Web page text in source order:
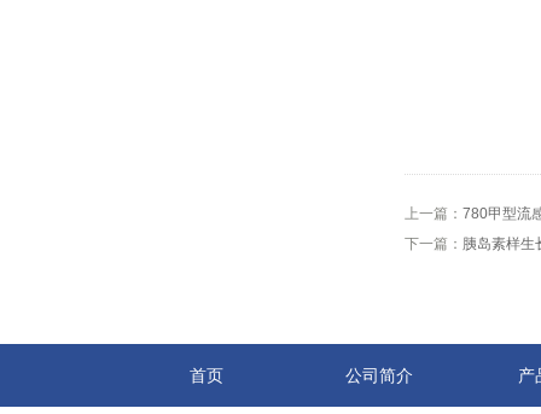
上一篇： 780甲型流
下一篇： 胰岛素样生
首页 公司简介 产